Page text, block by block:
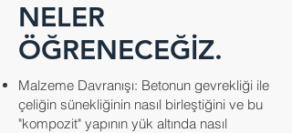
NELER
ÖĞRENECEĞİZ.
Malzeme Davranışı: Betonun gevrekliği ile
çeliğin sünekliğinin nasıl birleştiğini ve bu
"kompozit" yapının yük altında nasıl